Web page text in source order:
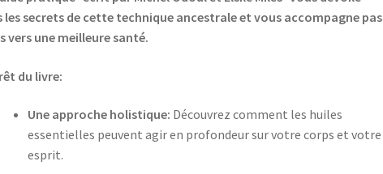
les secrets de cette technique ancestrale et vous accompagne pas
vers une meilleure santé.
du livre:
Une approche holistique: Découvrez comment les huiles
essentielles peuvent agir en profondeur sur votre corps et votre
esprit.